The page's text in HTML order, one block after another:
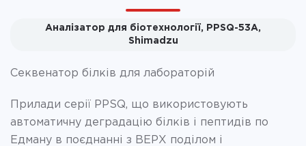
Аналізатор для біотехнології, PPSQ-53A,
Shimadzu
Секвенатор білків для лабораторій
Прилади серії PPSQ, що використовують
автоматичну деградацію білків і пептидів по
Едману в поєднанні з ВЕРХ поділом і